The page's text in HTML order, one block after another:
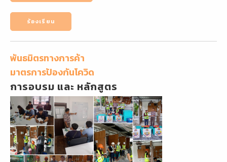
ร้องเรียน
พันธมิตรทางการค้า
มาตรการป้องกันโควิด
การอบรม และ หลักสูตร